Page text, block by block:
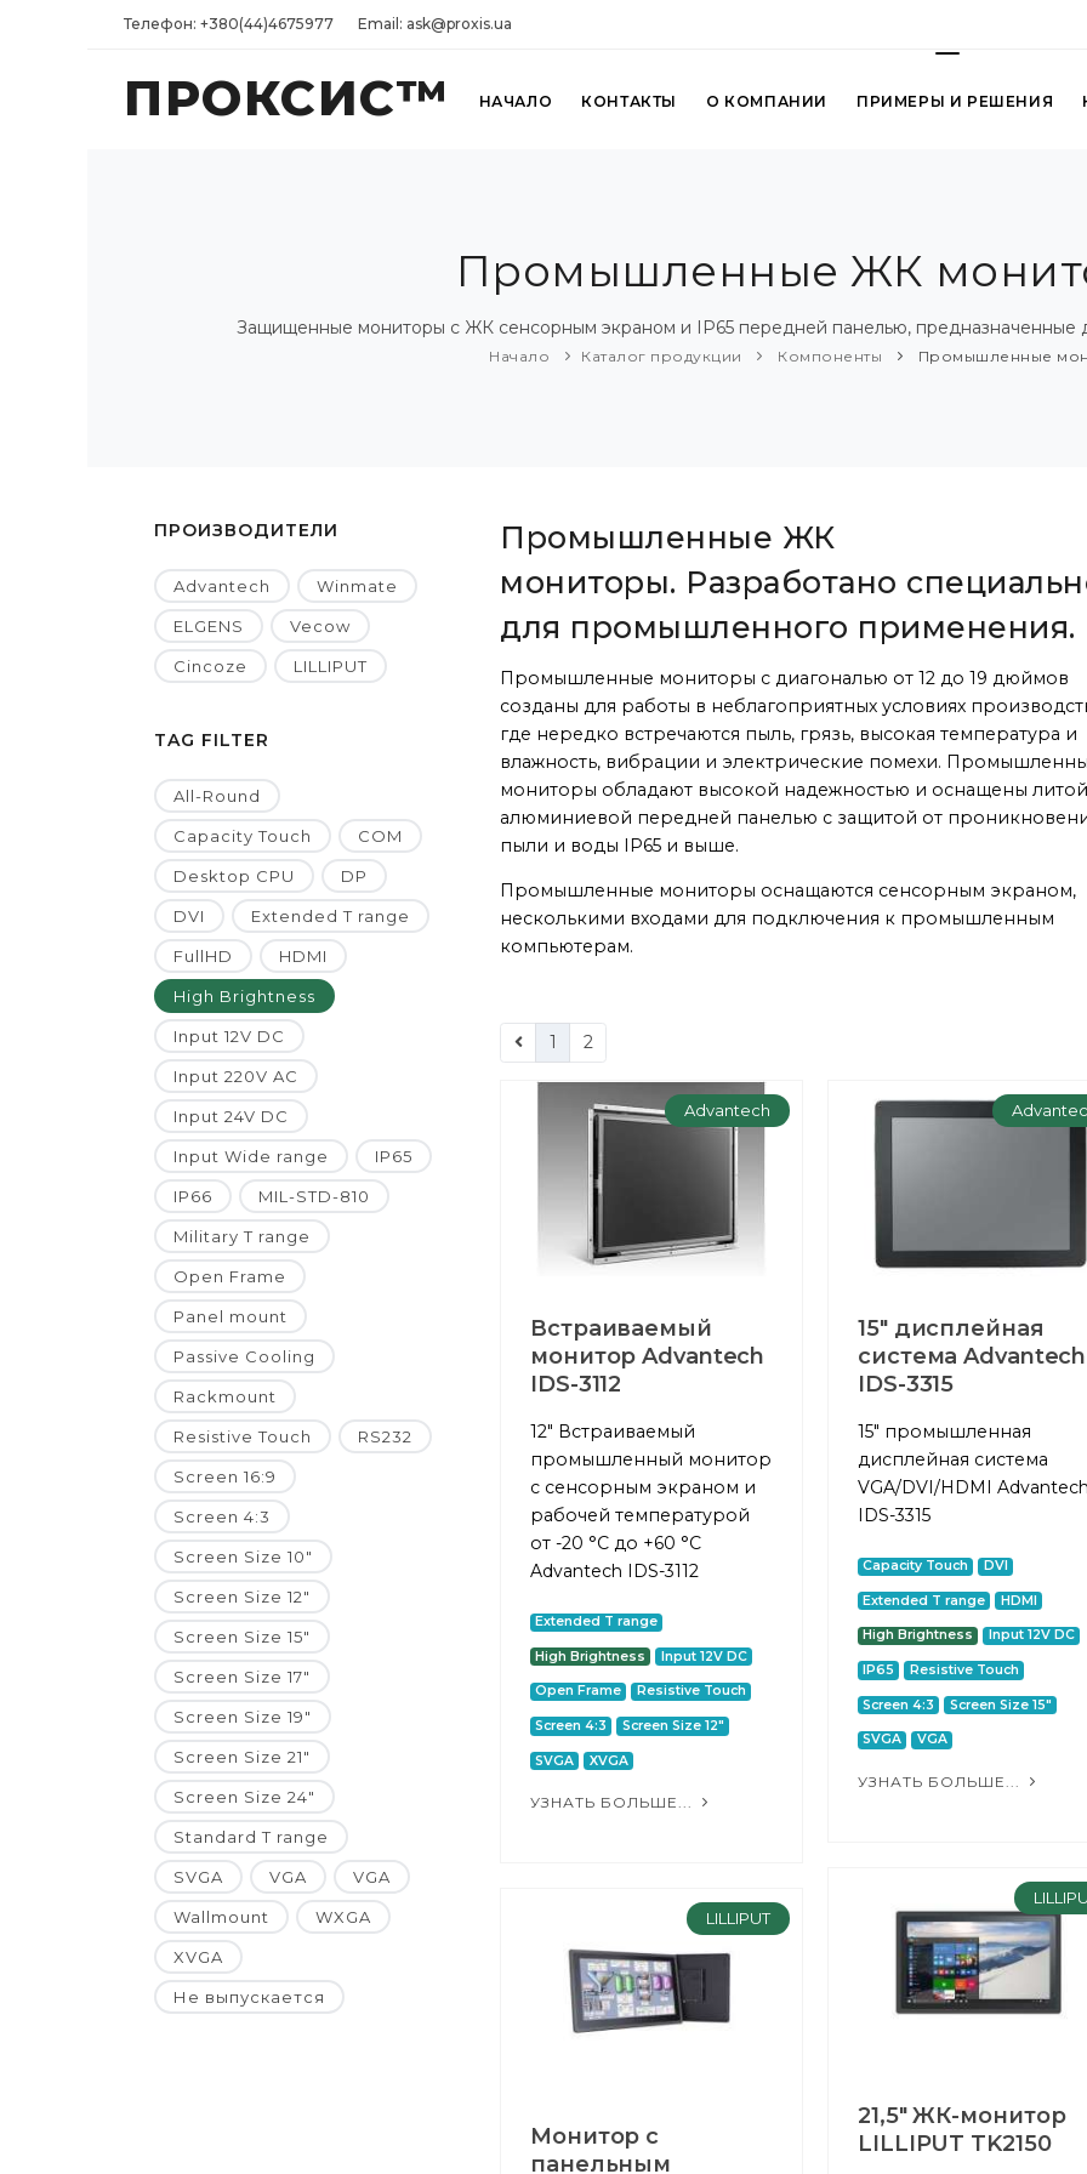
Телефон: +380(44)4675977 Email: ask@proxis.ua
ПРОКСИС™ НАЧАЛО КОНТАКТЫ О КОМПАНИИ ПРИМЕРЫ И РЕШЕНИЯ
Промышленные ЖК
Защищенные мониторы с ЖК сенсорным экраном и IP65 передней панелью, предназначенные
Начало Каталог продукции Компоненты Промышленные
ПРОИЗВОДИТЕЛИ
Advantech Winmate
ELGENS Vecow
Cincoze LILLIPUT
TAG FILTER
All-Round
Capacity Touch COM
Desktop CPU DP
DVI Extended T range
FullHD HDMI
High Brightness
Input 12V DC
Input 220V AC
Input 24V DC
Input Wide range IP65
IP66 MIL-STD-810
Military T range
Open Frame
Panel mount
Passive Cooling
Rackmount
Resistive Touch RS232
Screen 16:9
Screen 4:3
Screen Size 10"
Screen Size 12"
Screen Size 15"
Screen Size 17"
Screen Size 19"
Screen Size 21"
Screen Size 24"
Standard T range
SVGA VGA VGA
Wallmount WXGA
XVGA
Не выпускается
Промышленные ЖК
мониторы. Разработано
для промышленного применения.
Промышленные мониторы с диагональю от 12 до 19 дюймов
созданы для работы в неблагоприятных условиях
где нередко встречаются пыль, грязь, высокая температура и
влажность, вибрации и электрические помехи.
мониторы обладают высокой надежностью и оснащены литой
алюминиевой передней панелью с защитой от
пыли и воды IP65 и выше.
Промышленные мониторы оснащаются сенсорным экраном,
несколькими входами для подключения к промышленным
компьютерам.
1 2
Advantech
Встраиваемый
монитор Advantech
IDS-3112
12" Встраиваемый
промышленный монитор
с сенсорным экраном и
рабочей температурой
от -20 °C до +60 °C
Advantech IDS-3112
Extended T range
High Brightness Input 12V DC
Open Frame Resistive Touch
Screen 4:3 Screen Size 12"
SVGA XVGA
УЗНАТЬ БОЛЬШЕ...
15" дисплейная
система Advantech
IDS-3315
15" промышленная
дисплейная система
VGA/DVI/HDMI
IDS-3315
Capacity Touch DVI
Extended T range HDMI
High Brightness Input 12V DC
IP65 Resistive Touch
Screen 4:3 Screen Size 15"
SVGA VGA
УЗНАТЬ БОЛЬШЕ...
21,5" ЖК-монитор
LILLIPUT TK2150
LILLIPUT
Монитор с
панельным